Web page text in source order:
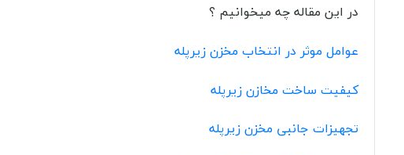
در این مقاله چه میخوانیم ؟
عوامل موثر در انتخاب مخزن زیرپله
کیفیت ساخت مخازن زیرپله
تجهیزات جانبی مخزن زیرپله